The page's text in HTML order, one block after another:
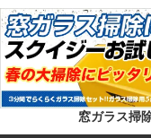
定でございます。
休業期間中は何か
エトレスクイジー
します。
ーーーーーーーー
ーーーーーーーー
窓ガラス掃